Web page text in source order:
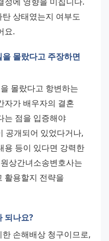
상태였는지 여부도
요.
몰랐다고 주장하면
몰랐다고 항변하는
자가 배우자의 결혼
는 점을 입증해야
공개되어 있었다거나,
용 등이 있다면 강력한
상간녀소송변호사는
활용할지 전략을
되나요?
손해배상 청구이므로,